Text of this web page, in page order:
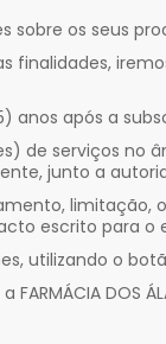
sobre os seus
finalidades,
anos após a
de serviços
junto a
escrito para o
o
DOS